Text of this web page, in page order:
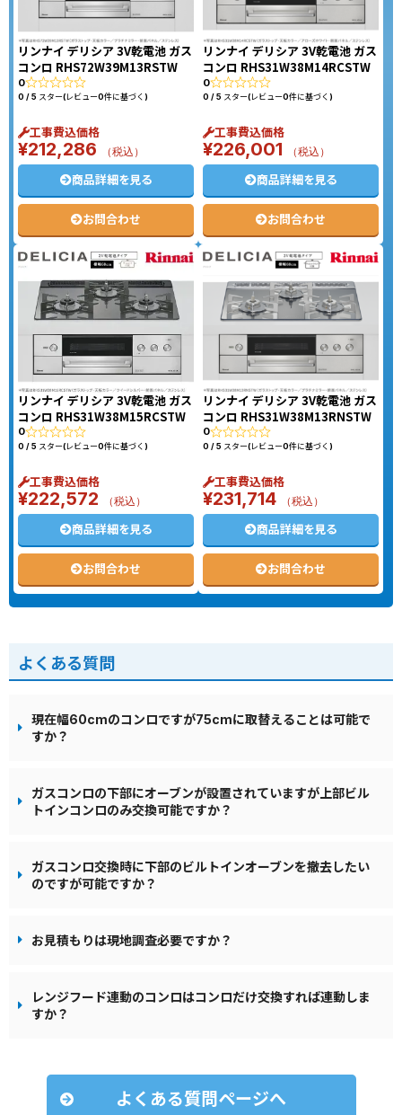
リンナイ デリシア 3V乾電池 ガス
コンロ RHS72W39M13RSTW
0
0 / 5 スター(レビュー0件に基づく)
工事費込価格
¥212,286 （税込）
商品詳細を見る
お問合わせ
リンナイ デリシア 3V乾電池 ガス
コンロ RHS31W38M14RCSTW
0
0 / 5 スター(レビュー0件に基づく)
工事費込価格
¥226,001 （税込）
商品詳細を見る
お問合わせ
リンナイ デリシア 3V乾電池 ガス
コンロ RHS31W38M15RCSTW
0
0 / 5 スター(レビュー0件に基づく)
工事費込価格
¥222,572 （税込）
商品詳細を見る
お問合わせ
リンナイ デリシア 3V乾電池 ガス
コンロ RHS31W38M13RNSTW
0
0 / 5 スター(レビュー0件に基づく)
工事費込価格
¥231,714 （税込）
商品詳細を見る
お問合わせ
よくある質問
現在幅60cmのコンロですが75cmに取替えることは可能で
すか？
ガスコンロの下部にオーブンが設置されていますが上部ビル
トインコンロのみ交換可能ですか？
ガスコンロ交換時に下部のビルトインオーブンを撤去したい
のですが可能ですか？
お見積もりは現地調査必要ですか？
レンジフード連動のコンロはコンロだけ交換すれば連動しま
すか？
よくある質問ページへ